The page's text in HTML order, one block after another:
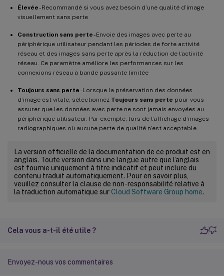
Élevée- Recommandé si vous avez besoin d’une qualité d’image
visuellement sans perte
Construction sans perte- Envoie des images avec perte au
périphérique utilisateur pendant les périodes de forte activité
réseau et des images sans perte après la réduction de l’activité
réseau. Ce paramètre améliore les performances sur les
connexions réseau à bande passante limitée
Toujours sans perte- Lorsque la préservation des données
d’image est vitale, sélectionnez Toujours sans perte pour vous
assurer que les données avec perte ne sont jamais envoyées au
périphérique utilisateur. Par exemple, lors de l’affichage d’images
radiographiques où aucune perte de qualité n’est acceptable.
La version officielle de la documentation de ce produit est en
anglais. Toute version dans une langue autre que l’anglais
est fournie uniquement à titre indicatif et peut inclure du
contenu traduit automatiquement. Pour en savoir plus,
veuillez consulter la clause de non-responsabilité relative à
la traduction automatique surCloud Software Group home.
Cela vous a-t-il été utile ?
Envoyez-nous vos commentaires